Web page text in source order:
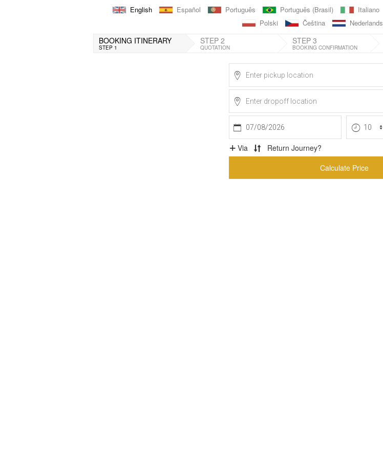
English Español Português Português (Brasil) Italiano
Polski
Čeština Nederlands
BOOKING ITINERARY
STEP 1
STEP 2
QUOTATION
STEP 3
BOOKING CONFIRMATION
07/08/2026
Via
Return Journey?
Calculate Price